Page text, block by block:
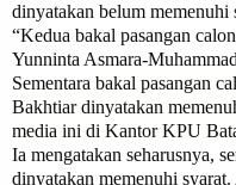
dinyatakan belum memenuhi
“Kedua bakal pasangan
Yunninta Asmara-
Sementara bakal pasangan
Bakhtiar dinyatakan
media ini di Kantor KPU
Ia mengatakan seharusnya,
dinyatakan memenuhi